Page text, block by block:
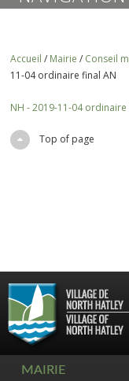
Accueil / Mairie / Conseil
11-04 ordinaire final AN
NH - 2019-11-04 ordinaire
Top of page
MAIRIE